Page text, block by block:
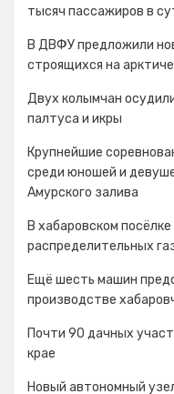
тысяч пассажиров в
В ДВФУ предложили
строящихся на
Двух колымчан
палтуса и икры
Крупнейшие
среди юношей и
Амурского залива
В хабаровском
распределительных
Ещё шесть машин
производстве
Почти 90 дачных
крае
Новый автономный